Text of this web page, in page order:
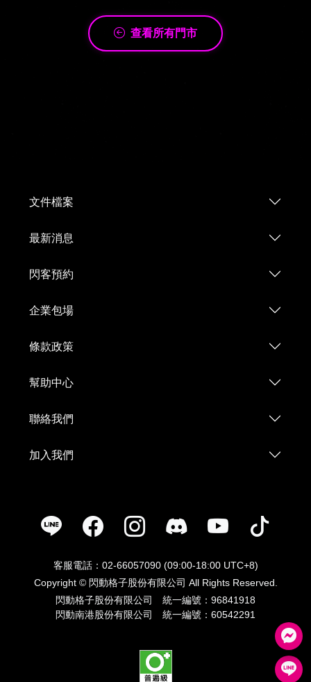
查看所有門市
文件檔案
最新消息
閃客預約
企業包場
條款政策
幫助中心
聯絡我們
加入我們
客服電話：02-66057090 (09:00-18:00 UTC+8)
Copyright © 閃動格子股份有限公司 All Rights Reserved.
閃動格子股份有限公司 統一編號：96841918
閃動南港股份有限公司 統一編號：60542291